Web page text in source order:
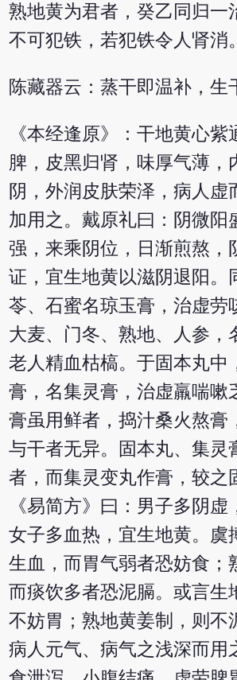
熟地黄为君者，癸乙同归一
不可犯铁，若犯铁令人肾消。
陈藏器云：蒸干即温补，生
《本经逢原》：干地黄心紫
脾，皮黑归肾，味厚气薄，
阴，外润皮肤荣泽，病人虚
加用之。戴原礼曰：阴微阳
强，来乘阴位，日渐煎熬，
证，宜生地黄以滋阴退阳。
苓、石蜜名琼玉膏，治虚劳
大麦、门冬、熟地、人参，
老人精血枯槁。于固本丸中
膏，名集灵膏，治虚羸喘嗽
膏虽用鲜者，捣汁桑火熬膏
与干者无异。固本丸、集灵
者，而集灵变丸作膏，较之
《易简方》曰：男子多阴虚
女子多血热，宜生地黄。虞
生血，而胃气弱者恐妨食；
而痰饮多者恐泥膈。或言生
不妨胃；熟地黄姜制，则不
病人元气、病气之浅深而用